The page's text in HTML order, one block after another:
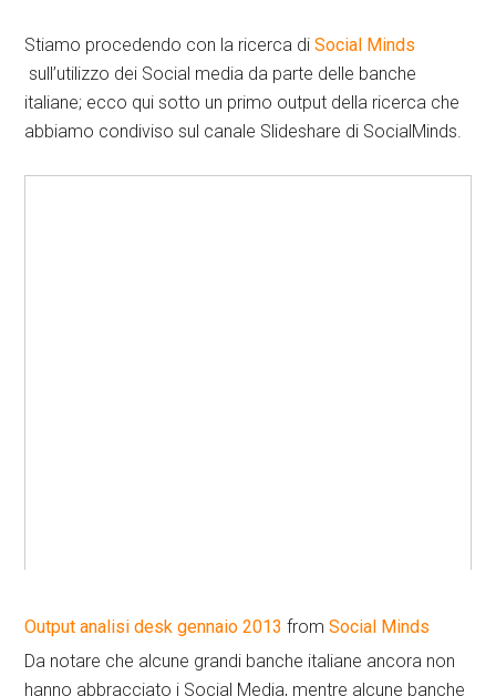
Stiamo procedendo con la ricerca diSocial Minds
sull’utilizzo dei Social media da parte delle banche
italiane; ecco qui sotto un primo output della ricerca che
abbiamo condiviso sul canale Slideshare di SocialMinds.
Output analisi desk gennaio 2013 fromSocial Minds
Da notare che alcune grandi banche italiane ancora non
hanno abbracciato i Social Media, mentre alcune banche